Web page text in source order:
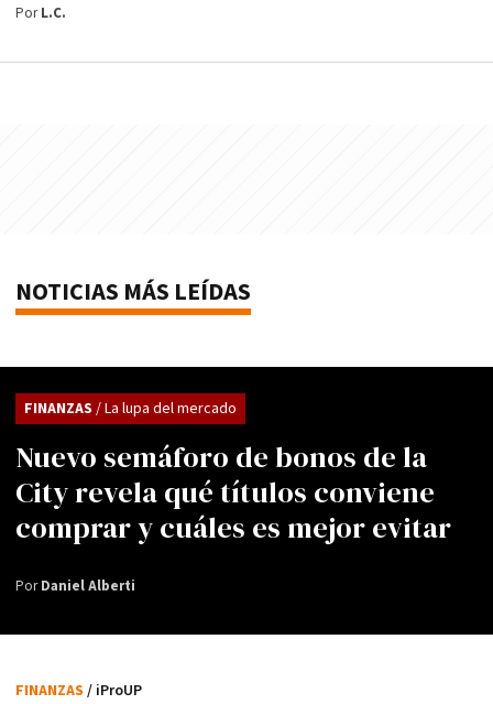
PorL.C.
NOTICIAS MÁS LEÍDAS
Nuevo semáforo de bonos de la
City revela qué títulos conviene
comprar y cuáles es mejor evitar
FINANZAS / La lupa del mercado
PorDaniel Alberti
FINANZAS / iProUP